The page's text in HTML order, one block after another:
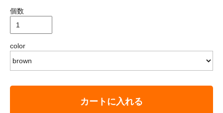
個数
color
カートに入れる